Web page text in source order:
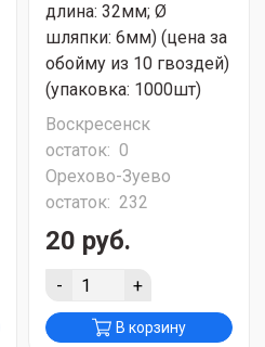
длина: 32мм; Ø
шляпки: 6мм) (цена за
обойму из 10 гвоздей)
(упаковка: 1000шт)
Воскресенск
остаток: 0
Орехово-Зуево
остаток: 232
20 руб.
- +
В корзину